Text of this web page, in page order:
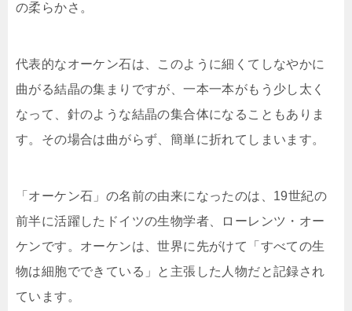
の柔らかさ。
代表的なオーケン石は、このように細くてしなやかに
曲がる結晶の集まりですが、一本一本がもう少し太く
なって、針のような結晶の集合体になることもありま
す。その場合は曲がらず、簡単に折れてしまいます。
「オーケン石」の名前の由来になったのは、19世紀の
前半に活躍したドイツの生物学者、ローレンツ・オー
ケンです。オーケンは、世界に先がけて「すべての生
物は細胞でできている」と主張した人物だと記録され
ています。